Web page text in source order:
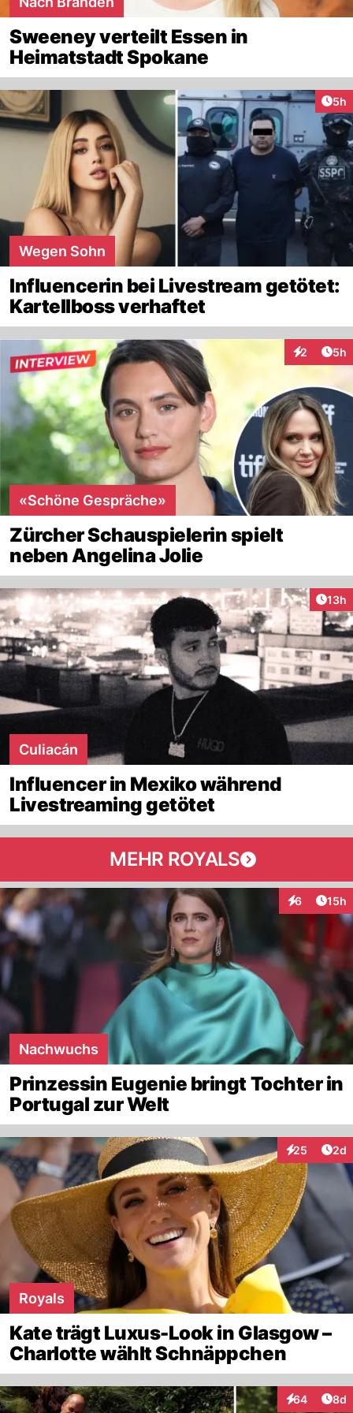
Sweeney verteilt Essen in
Heimatstadt Spokane
5h
Wegen Sohn
Influencerin bei Livestream getötet:
Kartellboss verhaftet
2 5h
«Schöne Gespräche»
Zürcher Schauspielerin spielt
neben Angelina Jolie
13h
Culiacán
Influencer in Mexiko während
Livestreaming getötet
MEHR ROYALS
6
Interaktionen
15h
Nachwuchs
Prinzessin Eugenie bringt Tochter in
Portugal zur Welt
25
Interaktionen
2d
Royals
Kate trägt Luxus-Look in Glasgow –
Charlotte wählt Schnäppchen
64
Interaktionen
8d